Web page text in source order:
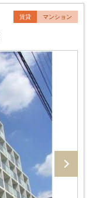
賃貸 マンション